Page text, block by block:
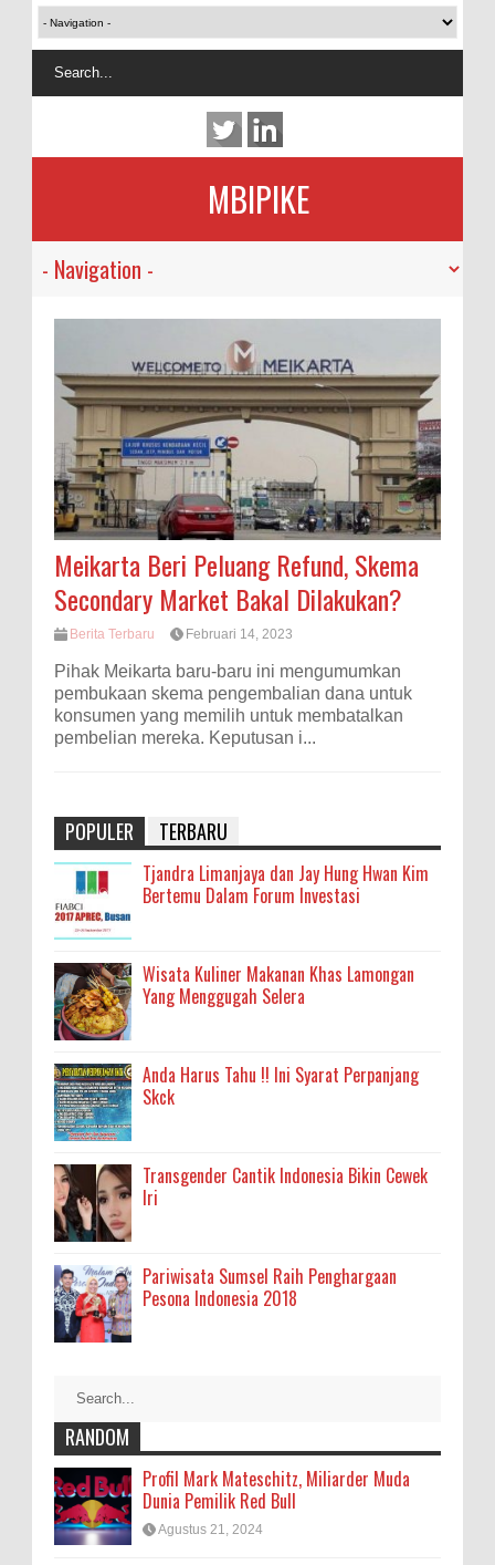
MBIPIKE
Meikarta Beri Peluang Refund, Skema
Secondary Market Bakal Dilakukan?
Berita Terbaru Februari 14, 2023
Pihak Meikarta baru-baru ini mengumumkan
pembukaan skema pengembalian dana untuk
konsumen yang memilih untuk membatalkan
pembelian mereka. Keputusan i...
POPULER TERBARU
Tjandra Limanjaya dan Jay Hung Hwan Kim
Bertemu Dalam Forum Investasi
Wisata Kuliner Makanan Khas Lamongan
Yang Menggugah Selera
Anda Harus Tahu !! Ini Syarat Perpanjang
Skck
Transgender Cantik Indonesia Bikin Cewek
Iri
Pariwisata Sumsel Raih Penghargaan
Pesona Indonesia 2018
RANDOM
Profil Mark Mateschitz, Miliarder Muda
Dunia Pemilik Red Bull
Agustus 21, 2024